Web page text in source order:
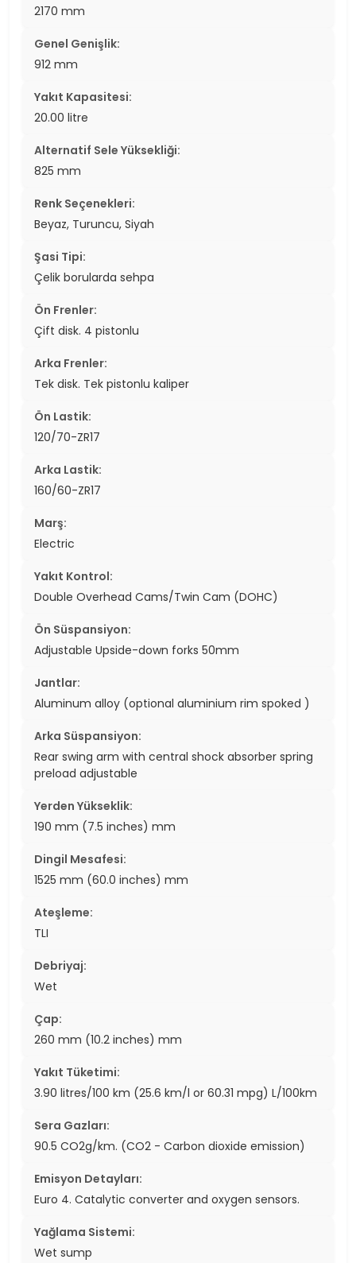
2170 mm
Genel Genişlik:
912 mm
Yakıt Kapasitesi:
20.00 litre
Alternatif Sele Yüksekliği:
825 mm
Renk Seçenekleri:
Beyaz, Turuncu, Siyah
Şasi Tipi:
Çelik borularda sehpa
Ön Frenler:
Çift disk. 4 pistonlu
Arka Frenler:
Tek disk. Tek pistonlu kaliper
Ön Lastik:
120/70-ZR17
Arka Lastik:
160/60-ZR17
Marş:
Electric
Yakıt Kontrol:
Double Overhead Cams/Twin Cam (DOHC)
Ön Süspansiyon:
Adjustable Upside-down forks 50mm
Jantlar:
Aluminum alloy (optional aluminium rim spoked )
Arka Süspansiyon:
Rear swing arm with central shock absorber spring
preload adjustable
Yerden Yükseklik:
190 mm (7.5 inches) mm
Dingil Mesafesi:
1525 mm (60.0 inches) mm
Ateşleme:
TLI
Debriyaj:
Wet
Çap:
260 mm (10.2 inches) mm
Yakıt Tüketimi:
3.90 litres/100 km (25.6 km/l or 60.31 mpg) L/100km
Sera Gazları:
90.5 CO2g/km. (CO2 - Carbon dioxide emission)
Emisyon Detayları:
Euro 4. Catalytic converter and oxygen sensors.
Yağlama Sistemi:
Wet sump